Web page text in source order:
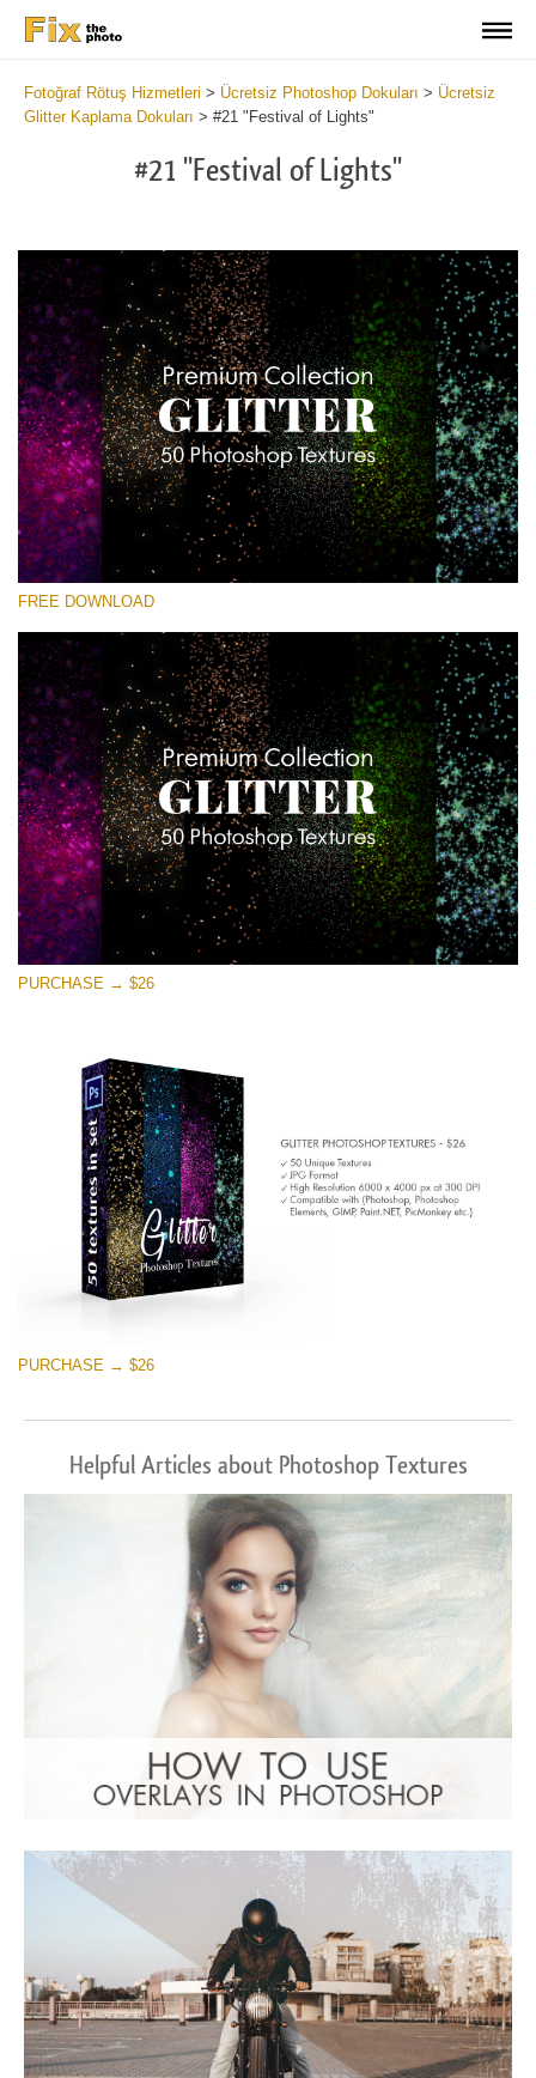
Fotoğraf Rötuş Hizmetleri > Ücretsiz Photoshop Dokuları > Ücretsiz
Glitter Kaplama Dokuları > #21 "Festival of Lights"
#21 "Festival of Lights"
Lütfen seçin
Small 800*533px
Universe Stars Glitters
(50 Textures)
Large 6000*4000px
Entire Collection
(1783 Overlays)
Large 6000*4000px
Ücretsiz indirin
FREE DOWNLOAD
PURCHASE → $26
PURCHASE → $26
Helpful Articles about Photoshop Textures